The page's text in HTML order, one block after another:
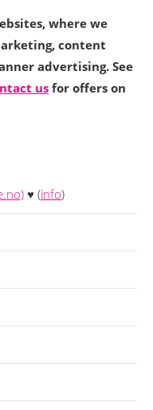
where we
content
advertising. See
usfor offers on
♥ (info)